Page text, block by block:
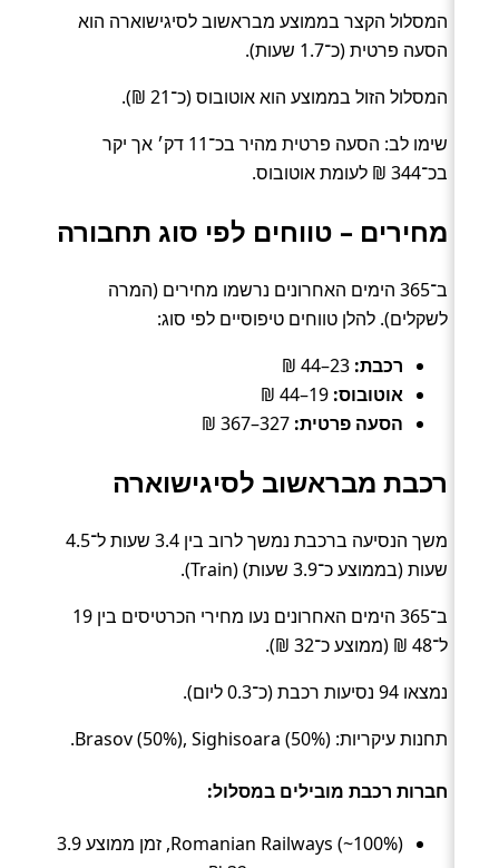
המסלול הקצר בממוצע מבראשוב לסיגישוארה הוא
הסעה פרטית (כ־1.7 שעות).
המסלול הזול בממוצע הוא אוטובוס (כ־21 ₪).
שימו לב: הסעה פרטית מהיר בכ־11 דק׳ אך יקר
בכ־344 ₪ לעומת אוטובוס.
מחירים – טווחים לפי סוג תחבורה
ב־365 הימים האחרונים נרשמו מחירים (המרה
לשקלים). להלן טווחים טיפוסיים לפי סוג:
רכבת:
אוטובוס:
הסעה פרטית:
רכבת מבראשוב לסיגישוארה
משך הנסיעה ברכבת נמשך לרוב בין 3.4 שעות ל־4.5
שעות (בממוצע כ־3.9 שעות) (Train).
ב־365 הימים האחרונים נעו מחירי הכרטיסים בין 19
ל־48 ₪ (ממוצע כ־32 ₪).
נמצאו 94 נסיעות רכבת (כ־0.3 ליום).
תחנות עיקריות: Brasov (50%), Sighisoara (50%).
חברות רכבת מובילים במסלול:
Romanian Railways (~100%), זמן ממוצע 3.9